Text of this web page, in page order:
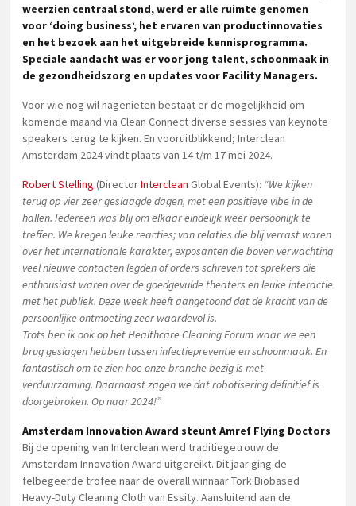
weerzien centraal stond, werd er alle ruimte genomen
voor ‘doing business’, het ervaren van productinnovaties
en het bezoek aan het uitgebreide kennisprogramma.
Speciale aandacht was er voor jong talent, schoonmaak in
de gezondheidszorg en updates voor Facility Managers.
Voor wie nog wil nagenieten bestaat er de mogelijkheid om
komende maand via Clean Connect diverse sessies van keynote
speakers terug te kijken. En vooruitblikkend; Interclean
Amsterdam 2024 vindt plaats van 14 t/m 17 mei 2024.
Robert Stelling (DirectorInterclean Global Events): “We kijken
terug op vier zeer geslaagde dagen, met een positieve vibe in de
hallen. Iedereen was blij om elkaar eindelijk weer persoonlijk te
treffen. We kregen leuke reacties; van relaties die blij verrast waren
over het internationale karakter, exposanten die boven verwachting
veel nieuwe contacten legden of orders schreven tot sprekers die
enthousiast waren over de goedgevulde theaters en leuke interactie
met het publiek. Deze week heeft aangetoond dat de kracht van de
persoonlijke ontmoeting zeer waardevol is.
Trots ben ik ook op het Healthcare Cleaning Forum waar we een
brug geslagen hebben tussen infectiepreventie en schoonmaak. En
fantastisch om te zien hoe onze branche bezig is met
verduurzaming. Daarnaast zagen we dat robotisering definitief is
doorgebroken. Op naar 2024!”
Amsterdam Innovation Award steunt Amref Flying Doctors
Bij de opening van Interclean werd traditiegetrouw de
Amsterdam Innovation Award uitgereikt. Dit jaar ging de
felbegeerde trofee naar de overall winnaar Tork Biobased
Heavy-Duty Cleaning Cloth van Essity. Aansluitend aan de